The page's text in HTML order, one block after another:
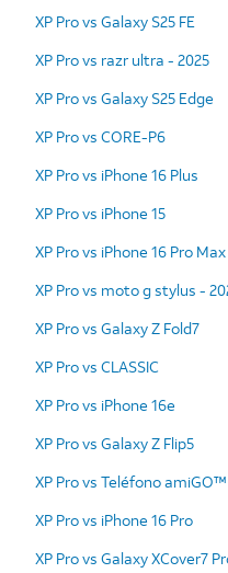
XP Pro vs Galaxy S25 FE
XP Pro vs razr ultra - 2025
XP Pro vs Galaxy S25 Edge
XP Pro vs CORE-P6
XP Pro vs iPhone 16 Plus
XP Pro vs iPhone 15
XP Pro vs iPhone 16 Pro Max
XP Pro vs moto g stylus -
XP Pro vs Galaxy Z Fold7
XP Pro vs CLASSIC
XP Pro vs iPhone 16e
XP Pro vs Galaxy Z Flip5
XP Pro vs Teléfono amiGO™
XP Pro vs iPhone 16 Pro
XP Pro vs Galaxy XCover7